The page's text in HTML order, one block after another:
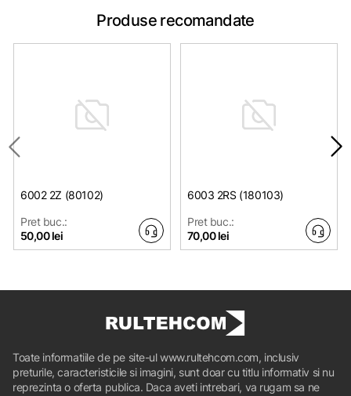
Produse recomandate
6002 2Z (80102)
Pret buc.:
50,00 lei
6003 2RS (180103)
Pret buc.:
70,00 lei
Toate informatiile de pe site-ul www.rultehcom.com, inclusiv
preturile, caracteristicile si imagini, sunt doar cu titlu informativ si nu
reprezinta o oferta publica. Daca aveti intrebari, va rugam sa ne